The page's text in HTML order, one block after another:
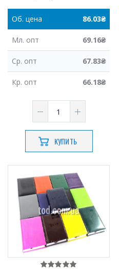
Об. цена 86.03₴
Мл. опт 69.16₴
Ср. опт 67.83₴
Кр. опт 66.18₴
КУПИТЬ